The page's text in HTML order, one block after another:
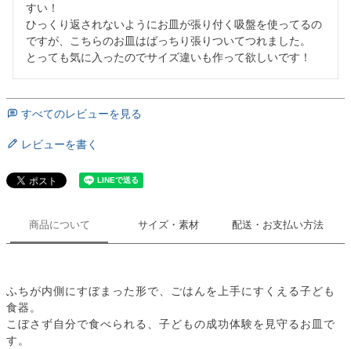
すい！
ひっくり返されないようにお皿が張り付く吸盤を使ってるの
ですが、こちらのお皿はばっちり張りついてつれました。
とっても気に入ったのでサイズ違いも作って欲しいです！
すべてのレビューを見る
レビューを書く
商品について サイズ・素材 配送・お支払い方法
ふちが内側にすぼまった形で、ごはんを上手にすくえる子ども
食器。
こぼさず自分で食べられる、子どもの成功体験を見守るお皿で
す。